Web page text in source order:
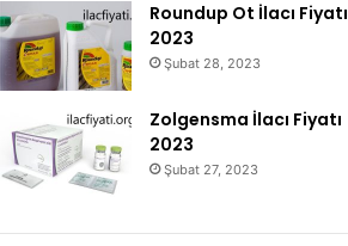
Roundup Ot İlacı Fiyatı
2023
Şubat 28, 2023
Zolgensma İlacı Fiyatı
2023
Şubat 27, 2023